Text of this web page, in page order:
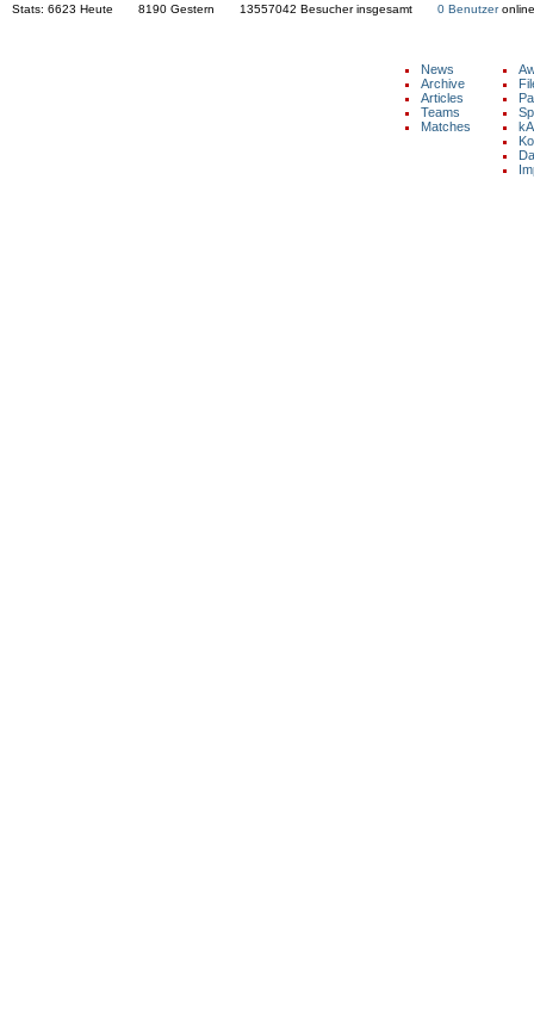
Stats: 6623 Heute 8190 Gestern 13557042 Besucher insgesamt 0 Benutzer
News
Archive
Articles
Teams
Matches